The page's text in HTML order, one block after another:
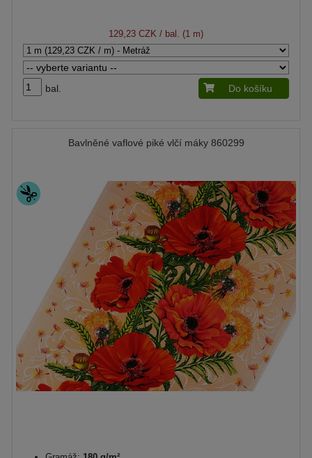
129,23 CZK / bal. (1 m)
bal. Do košíku
Bavlněné vaflové piké vlčí máky 860299